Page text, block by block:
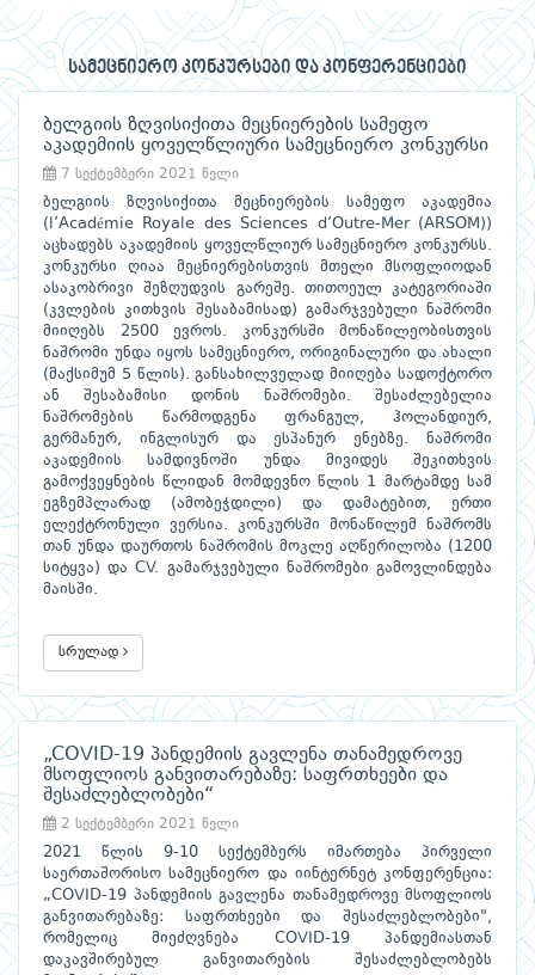
სამეცნიერო კონკურსები და კონფერენციები
ბელგიის ზღვისიქითა მეცნიერების სამეფო
აკადემიის ყოველწლიური სამეცნიერო კონკურსი
7 სექტემბერი 2021 წელი
ბელგიის ზღვისიქითა მეცნიერების სამეფო აკადემია
(l’Académie Royale des Sciences d’Outre-Mer (ARSOM))
აცხადებს აკადემიის ყოველწლიურ სამეცნიერო კონკურსს.
კონკურსი ღიაა მეცნიერებისთვის მთელი მსოფლიოდან
ასაკობრივი შეზღუდვის გარეშე. თითოეულ კატეგორიაში
(კვლების კითხვის შესაბამისად) გამარჯვებული ნაშრომი
მიიღებს 2500 ევროს. კონკურსში მონაწილეობისთვის
ნაშრომი უნდა იყოს სამეცნიერო, ორიგინალური და ახალი
(მაქსიმუმ 5 წლის). განსახილველად მიიღება სადოქტორო
ან შესაბამისი დონის ნაშრომები. შესაძლებელია
ნაშრომების წარმოდგენა ფრანგულ, ჰოლანდიურ,
გერმანურ, ინგლისურ და ესპანურ ენებზე. ნაშრომი
აკადემიის სამდივნოში უნდა მივიდეს შეკითხვის
გამოქვეყნების წლიდან მომდევნო წლის 1 მარტამდე სამ
ეგზემპლარად (ამობეჭდილი) და დამატებით, ერთი
ელექტრონული ვერსია. კონკურსში მონაწილემ ნაშრომს
თან უნდა დაურთოს ნაშრომის მოკლე აღწერილობა (1200
სიტყვა) და CV. გამარჯვებული ნაშრომები გამოვლინდება
მაისში.
სრულად
„COVID-19 პანდემიის გავლენა თანამედროვე
მსოფლიოს განვითარებაზე: საფრთხეები და
შესაძლებლობები“
2 სექტემბერი 2021 წელი
2021 წლის 9-10 სექტემბერს იმართება პირველი
საერთაშორისო სამეცნიერო და იინტერნეტ კონფერენცია:
„COVID-19 პანდემიის გავლენა თანამედროვე მსოფლიოს
განვითარებაზე: საფრთხეები და შესაძლებლობები",
რომელიც მიეძღვნება COVID-19 პანდემიასთან
დაკავშირებულ განვითარების შესაძლებლობებს